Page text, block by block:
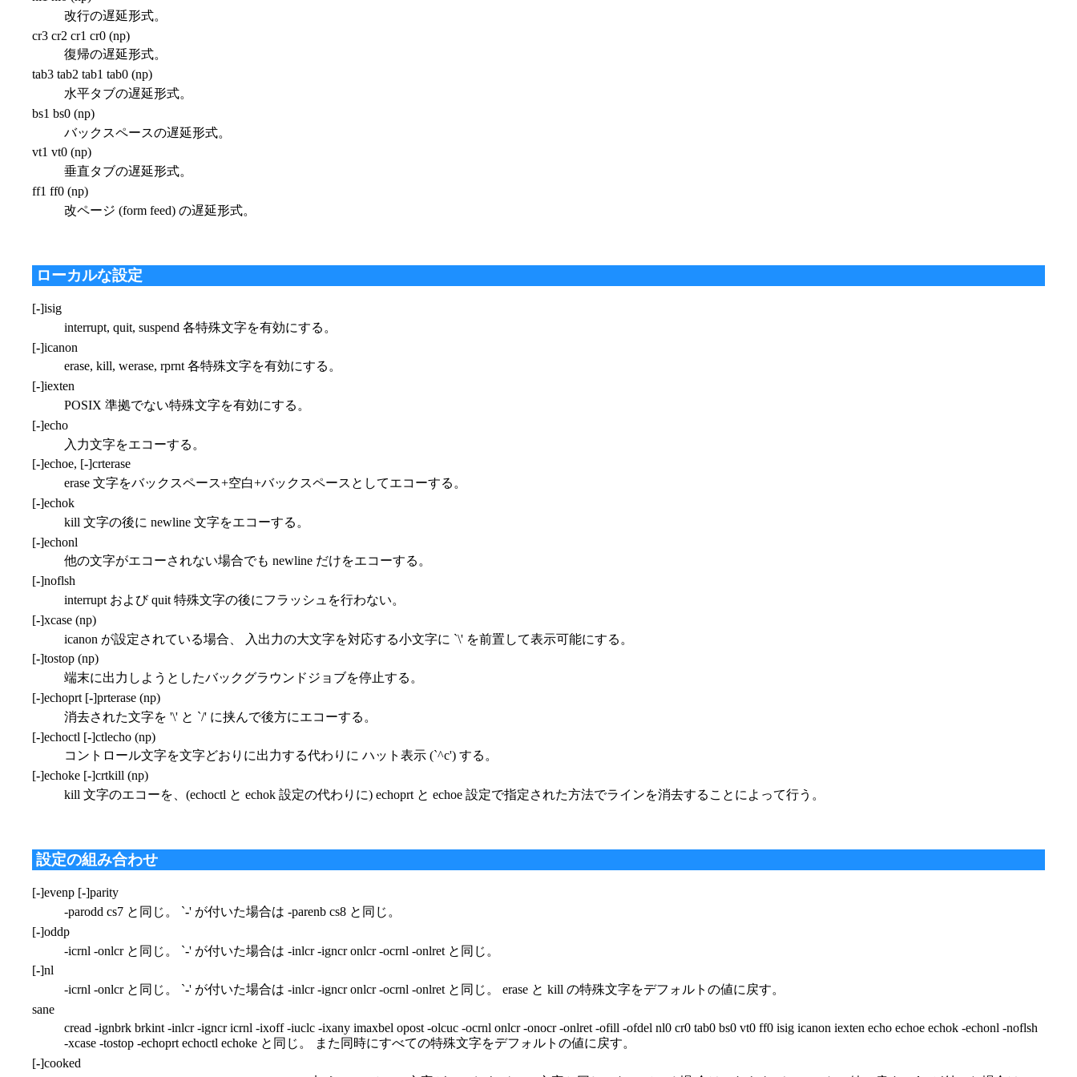
改行の遅延形式。
cr3 cr2 cr1 cr0 (np)
復帰の遅延形式。
tab3 tab2 tab1 tab0 (np)
水平タブの遅延形式。
bs1 bs0 (np)
バックスペースの遅延形式。
vt1 vt0 (np)
垂直タブの遅延形式。
ff1 ff0 (np)
改ページ (form feed) の遅延形式。
ローカルな設定
[-]isig
interrupt, quit, suspend 各特殊文字を有効にする。
[-]icanon
erase, kill, werase, rprnt 各特殊文字を有効にする。
[-]iexten
POSIX 準拠でない特殊文字を有効にする。
[-]echo
入力文字をエコーする。
[-]echoe, [-]crterase
erase 文字をバックスペース+空白+バックスペースとしてエコーする。
[-]echok
kill 文字の後に newline 文字をエコーする。
[-]echonl
他の文字がエコーされない場合でも newline だけをエコーする。
[-]noflsh
interrupt および quit 特殊文字の後にフラッシュを行わない。
[-]xcase (np)
icanon が設定されている場合、 入出力の大文字を対応する小文字に `\' を前置して表示可能にする。
[-]tostop (np)
端末に出力しようとしたバックグラウンドジョブを停止する。
[-]echoprt [-]prterase (np)
消去された文字を '\' と `/' に挟んで後方にエコーする。
[-]echoctl [-]ctlecho (np)
コントロール文字を文字どおりに出力する代わりに ハット表示 (`^c') する。
[-]echoke [-]crtkill (np)
kill 文字のエコーを、(echoctl と echok 設定の代わりに) echoprt と echoe 設定で指定された方法でラインを消去することによって行う。
設定の組み合わせ
[-]evenp [-]parity
-parodd cs7 と同じ。 `-' が付いた場合は -parenb cs8 と同じ。
[-]oddp
-icrnl -onlcr と同じ。 `-' が付いた場合は -inlcr -igncr onlcr -ocrnl -onlret と同じ。
[-]nl
-icrnl -onlcr と同じ。 `-' が付いた場合は -inlcr -igncr onlcr -ocrnl -onlret と同じ。 erase と kill の特殊文字をデフォルトの値に戻す。
sane
cread -ignbrk brkint -inlcr -igncr icrnl -ixoff -iuclc -ixany imaxbel opost -olcuc -ocrnl onlcr -onocr -onlret -ofill -ofdel nl0 cr0 tab0 bs0 vt0 ff0 isig icanon iexten echo echoe echok -echonl -noflsh
-xcase -tostop -echoprt echoctl echoke と同じ。 また同時にすべての特殊文字をデフォルトの値に戻す。
[-]cooked